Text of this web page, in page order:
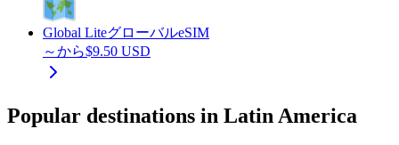
Global LiteグローバルeSIM
～から$9.50 USD
Popular destinations in Latin America